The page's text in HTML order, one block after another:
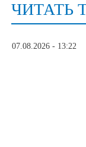
ЧИТАТЬ
07.08.2026 - 13:22